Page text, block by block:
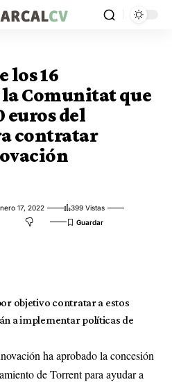
los 16
Comunitat que
euros del
contratar
17, 2022
399 Vistas
objetivo contratar a estos
a implementar políticas de
ha aprobado la concesión
de Torrent para ayudar a